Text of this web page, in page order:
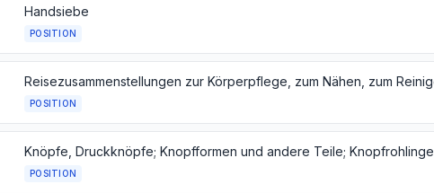
Handsiebe
POSITION
POSITION
Knöpfe, Druckknöpfe; Knopfformen und andere Teile; Knopfrohlinge
POSITION